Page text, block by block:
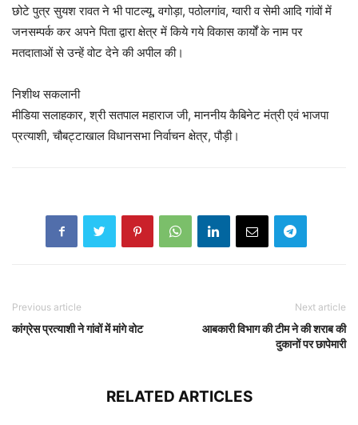
छोटे पुत्र सुयश रावत ने भी पाटल्यू, वगोड़ा, पठोलगांव, ग्वारी व सेमी आदि गांवों में
जनसम्पर्क कर अपने पिता द्वारा क्षेत्र में किये गये विकास कार्यों के नाम पर
मतदाताओं से उन्हें वोट देने की अपील की।
निशीथ सकलानी
मीडिया सलाहकार, श्री सतपाल महाराज जी, माननीय कैबिनेट मंत्री एवं भाजपा
प्रत्याशी, चौबट्टाखाल विधानसभा निर्वाचन क्षेत्र, पौड़ी।
Previous article
कांग्रेस प्रत्याशी ने गांवों में मांगे वोट
Next article
आबकारी विभाग की टीम ने की शराब की
दुकानों पर छापेमारी
RELATED ARTICLES